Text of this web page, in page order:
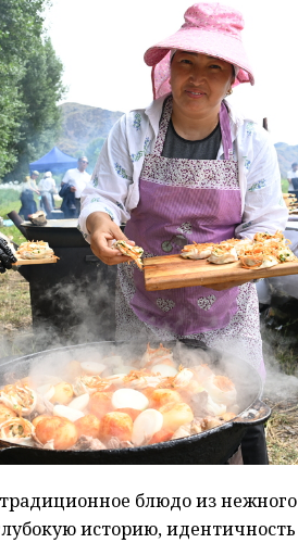
блюдо из
историю, идентичность